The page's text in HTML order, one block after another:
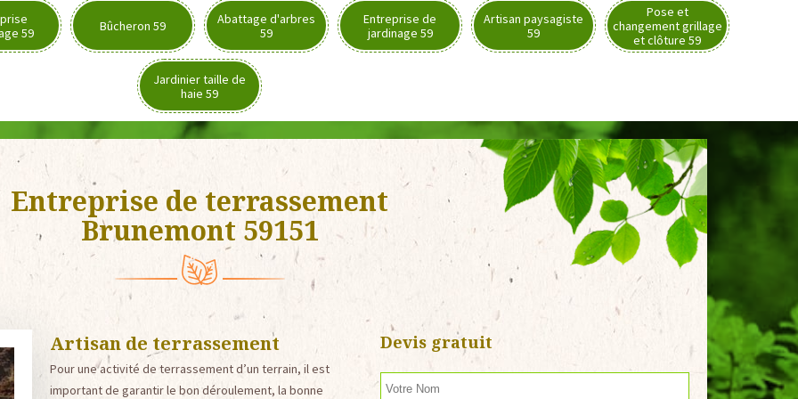
59
Bûcheron 59
Abattage d'arbres
59
Entreprise de
jardinage 59
Artisan paysagiste
59
Pose et
changement grillage
et clôture 59
Jardinier taille de
haie 59
Entreprise de terrassement
Brunemont 59151
Artisan de terrassement
Pour une activité de terrassement d’un terrain, il est
important de garantir le bon déroulement, la bonne
Devis gratuit